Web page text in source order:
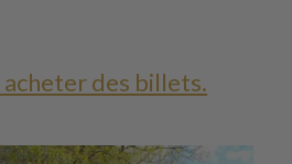
des billets.